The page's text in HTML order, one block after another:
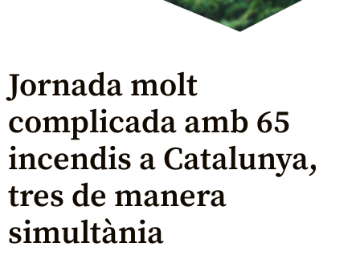
Jornada molt
complicada amb 65
incendis a Catalunya,
tres de manera
simultània